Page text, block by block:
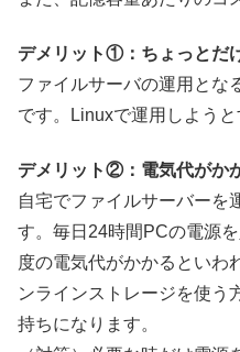
デメリット①：ちょっとだ
ファイルサーバの運用とな
です。Linuxで運用しようと
デメリット②：電気代がか
自宅でファイルサーバーを
す。毎日24時間PCの電源
度の電気代がかかるといわ
ンラインストレージを使う
持ちになります。